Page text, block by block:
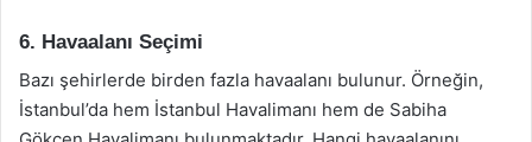
6. Havaalanı Seçimi
Bazı şehirlerde birden fazla havaalanı bulunur. Örneğin,
İstanbul’da hem İstanbul Havalimanı hem de Sabiha